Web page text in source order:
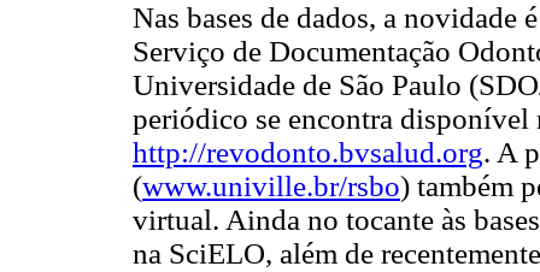
Nas bases de dados, a novidade
Serviço de Documentação
Universidade de São Paulo
periódico se encontra
http://revodonto.bvsalud.org. A
(www.univille.br/rsbo) também
virtual. Ainda no tocante às
na SciELO, além de